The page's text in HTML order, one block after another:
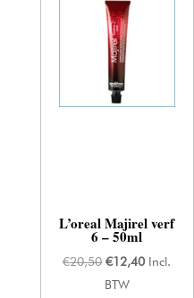
L’oreal Majirel verf
6 – 50ml
€20,50 Oorspronkelijke
prijs
€12,40Huidige
Incl.
BTW